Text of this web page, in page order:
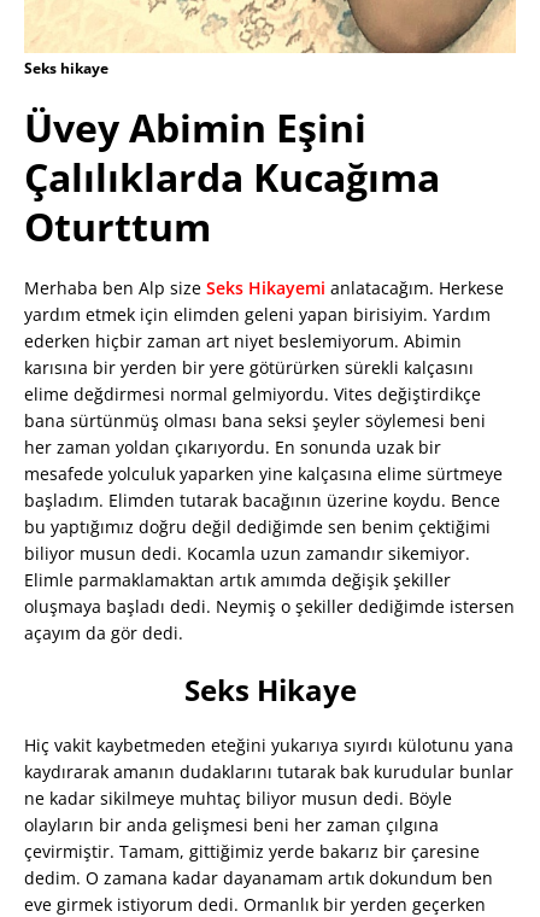
Seks hikaye
Üvey Abimin Eşini
Çalılıklarda Kucağıma
Oturttum
Merhaba ben Alp size Seks Hikayemi anlatacağım. Herkese
yardım etmek için elimden geleni yapan birisiyim. Yardım
ederken hiçbir zaman art niyet beslemiyorum. Abimin
karısına bir yerden bir yere götürürken sürekli kalçasını
elime değdirmesi normal gelmiyordu. Vites değiştirdikçe
bana sürtünmüş olması bana seksi şeyler söylemesi beni
her zaman yoldan çıkarıyordu. En sonunda uzak bir
mesafede yolculuk yaparken yine kalçasına elime sürtmeye
başladım. Elimden tutarak bacağının üzerine koydu. Bence
bu yaptığımız doğru değil dediğimde sen benim çektiğimi
biliyor musun dedi. Kocamla uzun zamandır sikemiyor.
Elimle parmaklamaktan artık amımda değişik şekiller
oluşmaya başladı dedi. Neymiş o şekiller dediğimde istersen
açayım da gör dedi.
Seks Hikaye
Hiç vakit kaybetmeden eteğini yukarıya sıyırdı külotunu yana
kaydırarak amanın dudaklarını tutarak bak kurudular bunlar
ne kadar sikilmeye muhtaç biliyor musun dedi. Böyle
olayların bir anda gelişmesi beni her zaman çılgına
çevirmiştir. Tamam, gittiğimiz yerde bakarız bir çaresine
dedim. O zamana kadar dayanamam artık dokundum ben
eve girmek istiyorum dedi. Ormanlık bir yerden geçerken